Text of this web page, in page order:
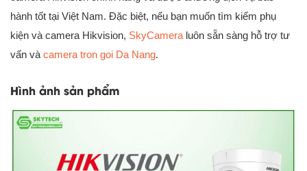
hành tốt tại Việt Nam. Đặc biệt, nếu bạn muốn tìm kiếm phụ
kiện và camera Hikvision, SkyCamera luôn sẵn sàng hỗ trợ tư
vấn và camera tron goi Da Nang.
Hình ảnh sản phẩm